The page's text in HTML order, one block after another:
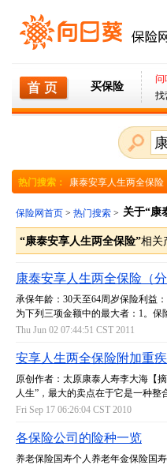
买保险
问
找
热门搜索： 康泰安享人生两全保险
保险网首页 > 热门搜索 > 关于“康
“康泰安享人生两全保险”相关
康泰安享人生两全保险（分
承保年龄：30天至64周岁保险利益
为下列三项金额中的最大者：1。保
Thu Jun 02 07:44:51 CST 2011
安享人生两全保险附加重
原创作者：太原康泰人寿李大海【
人生”，最大的卖点在于它是一种整
Fri Sep 17 06:26:04 CST 2010
各保险公司的险种一览
养老保险国寿个人养老年金保险国